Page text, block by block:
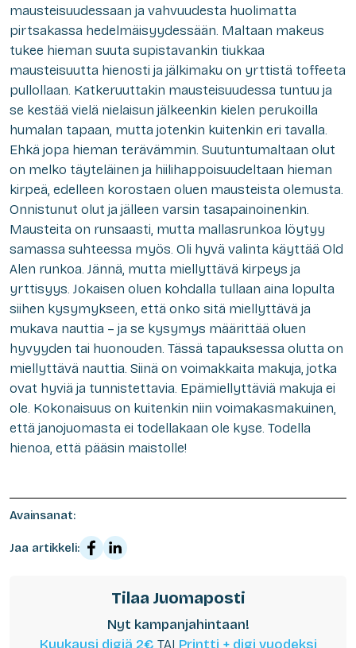
mausteisuudessaan ja vahvuudesta huolimatta
pirtsakassa hedelmäisyydessään. Maltaan makeus
tukee hieman suuta supistavankin tiukkaa
mausteisuutta hienosti ja jälkimaku on yrttistä toffeeta
pullollaan. Katkeruuttakin mausteisuudessa tuntuu ja
se kestää vielä nielaisun jälkeenkin kielen perukoilla
humalan tapaan, mutta jotenkin kuitenkin eri tavalla.
Ehkä jopa hieman terävämmin. Suutuntumaltaan olut
on melko täyteläinen ja hiilihappoisuudeltaan hieman
kirpeä, edelleen korostaen oluen mausteista olemusta.
Onnistunut olut ja jälleen varsin tasapainoinenkin.
Mausteita on runsaasti, mutta mallasrunkoa löytyy
samassa suhteessa myös. Oli hyvä valinta käyttää Old
Alen runkoa. Jännä, mutta miellyttävä kirpeys ja
yrttisyys. Jokaisen oluen kohdalla tullaan aina lopulta
siihen kysymykseen, että onko sitä miellyttävä ja
mukava nauttia – ja se kysymys määrittää oluen
hyvyyden tai huonouden. Tässä tapauksessa olutta on
miellyttävä nauttia. Siinä on voimakkaita makuja, jotka
ovat hyviä ja tunnistettavia. Epämiellyttäviä makuja ei
ole. Kokonaisuus on kuitenkin niin voimakasmakuinen,
että janojuomasta ei todellakaan ole kyse. Todella
hienoa, että pääsin maistolle!
Avainsanat:
Jaa artikkeli:
Tilaa Juomaposti
Nyt kampanjahintaan!
Kuukausi digiä 2€ TAI Printti + digi vuodeksi